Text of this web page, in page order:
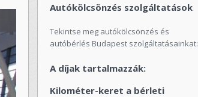
Autókölcsönzés szolgáltatások
Tekintse meg autókölcsönzés és
autóbérlés Budapest szolgáltatásainkat:
A díjak tartalmazzák:
Kilométer-keret a bérleti